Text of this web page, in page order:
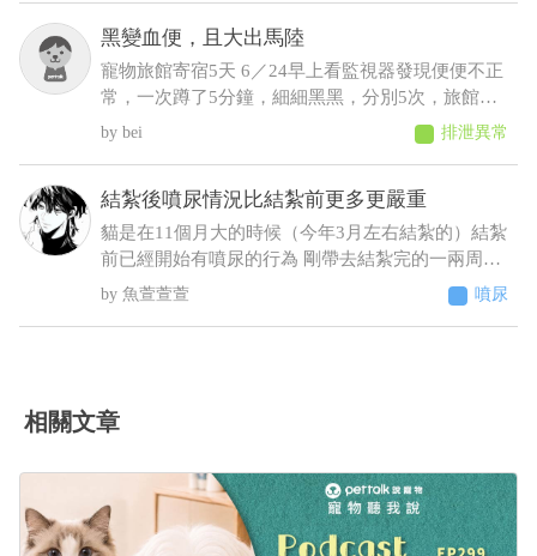
黑變血便，且大出馬陸
寵物旅館寄宿5天 6／24早上看監視器發現便便不正
常，一次蹲了5分鐘，細細黑黑，分別5次，旅館通
報早上吐 中午接回，回來不進食，只喝水，且晚間
拉了2次黑便〔帶紅果凍型態的晶體〕 6／25 清晨
來！ 6／25下午帶去旅館指定的獸醫院看診 肛門觸
診完，醫生判斷潰瘍性結直腸炎，隨即打了制酸
劑，給了胃粘膜保護劑跟止瀉 7/2告知旅館回診血檢
期中這三項不正常BUN66/RBC9.13/ALT87，旅館改
口說不是他們的問題，沒證據足以判斷是馬陸造成
bei 排泄異常
結紮後噴尿情況比結紮前更多更嚴重
貓是在11個月大的時候（今年3月左右結紮的）結紮
前已經開始有噴尿的行為 剛帶去結紮完的一兩周基
本沒噴尿 之後的時間經常噴尿 原先只是床旁邊的牆
壁 到後來床頭櫃、衣櫃、電腦螢幕、電腦主機 連在
情況該怎麼解決 被噴到很崩潰想送養了
魚萱萱萱 噴尿
相關文章